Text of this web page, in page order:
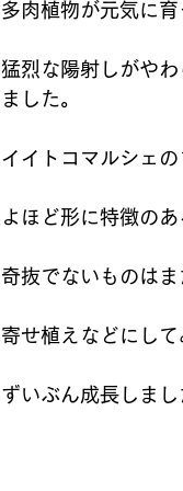
多肉植物が元気に
猛烈な陽射しがや
ました。
イイトコマルシェ
よほど形に特徴の
奇抜でないものは
寄せ植えなどにし
ずいぶん成長しま